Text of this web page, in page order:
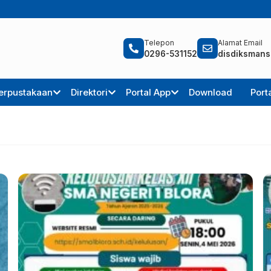
Telepon
0296-531152
Alamat Email
Direktori Portal App Download